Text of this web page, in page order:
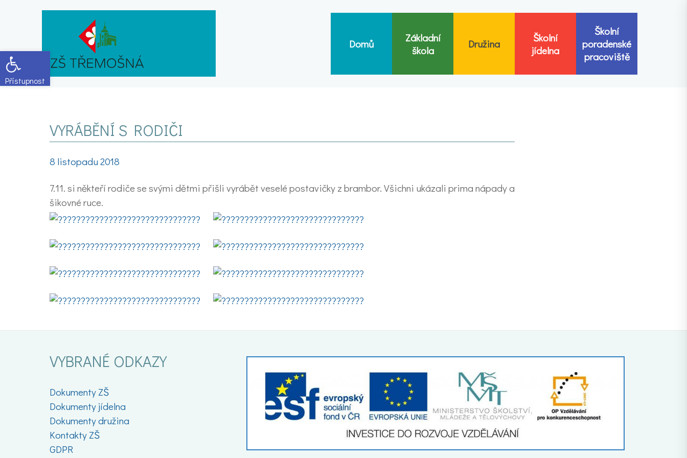
Open toolbar
Domů
Základní
škola
Družina
Školní
jídelna
Školní
poradenské
pracoviště
VYRÁBĚNÍ S RODIČI
8 listopadu 2018
7.11. si někteří rodiče se svými dětmi přišli vyrábět veselé postavičky z brambor. Všichni ukázali prima nápady a
šikovné ruce.
VYBRANÉ ODKAZY
Dokumenty ZŠ
Dokumenty jídelna
Dokumenty družina
Kontakty ZŠ
GDPR